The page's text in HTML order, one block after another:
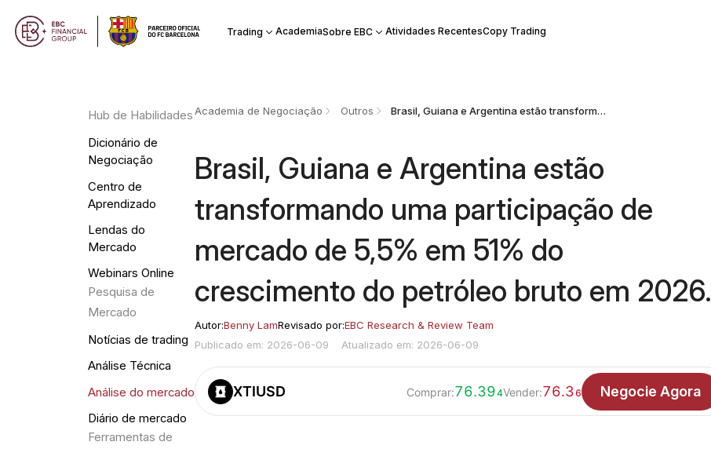
Trading AcademiaSobre EBC Atividades RecentesCopy Trading
Hub de Habilidades
Dicionário de
Negociação
Centro de
Aprendizado
Lendas do
Mercado
Webinars Online
Pesquisa de
Mercado
Notícias de trading
Análise Técnica
Análise do mercado
Diário de mercado
Ferramentas de
Academia de Negociação Outros Brasil, Guiana e Argentina estão transformando uma participação de mercado de 5,5% em 51% do crescimento do petróleo bruto em 2026.
Brasil, Guiana e Argentina estão
transformando uma participação de
mercado de 5,5% em 51% do
crescimento do petróleo bruto em 2026.
Autor:Benny LamRevisado por:EBC Research & Review Team
Publicado em: 2026-06-09
Atualizado em: 2026-06-09
XTIUSD Comprar:76.394Vender:76.36 Negocie Agora